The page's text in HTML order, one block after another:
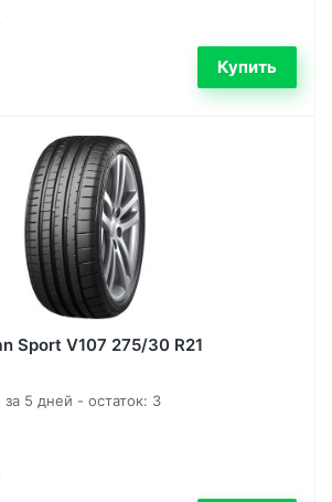
Sport V107 275/30 R21
5 дней - остаток: 3